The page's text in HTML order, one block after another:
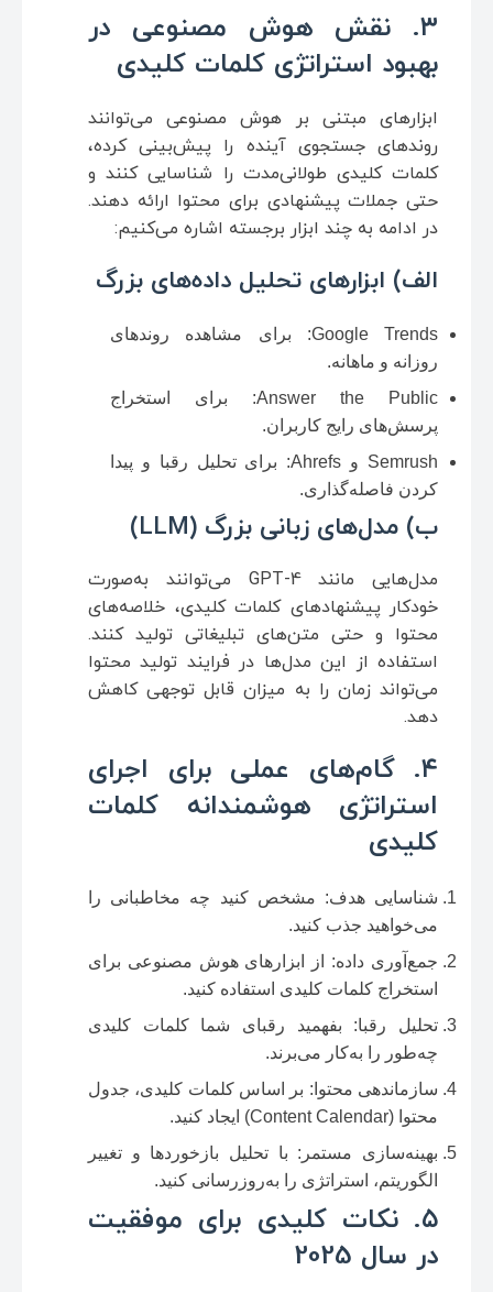
۳. نقش هوش مصنوعی در
بهبود استراتژی کلمات کلیدی
ابزارهای مبتنی بر هوش مصنوعی می‌توانند
روندهای جستجوی آینده را پیش‌بینی کرده،
کلمات کلیدی طولانی‌مدت را شناسایی کنند و
حتی جملات پیشنهادی برای محتوا ارائه دهند.
در ادامه به چند ابزار برجسته اشاره می‌کنیم:
الف) ابزارهای تحلیل داده‌های بزرگ
Google Trends: برای مشاهده روندهای
روزانه و ماهانه.
Answer the Public: برای استخراج
پرسش‌های رایج کاربران.
Semrush و Ahrefs: برای تحلیل رقبا و پیدا
کردن فاصله‌گذاری.
ب) مدل‌های زبانی بزرگ (LLM)
مدل‌هایی مانند GPT-4 می‌توانند به‌صورت
خودکار پیشنهادهای کلمات کلیدی، خلاصه‌های
محتوا و حتی متن‌های تبلیغاتی تولید کنند.
استفاده از این مدل‌ها در فرایند تولید محتوا
می‌تواند زمان را به میزان قابل توجهی کاهش
دهد.
۴. گام‌های عملی برای اجرای
استراتژی هوشمندانه کلمات
کلیدی
شناسایی هدف: مشخص کنید چه مخاطبانی را
می‌خواهید جذب کنید.
جمع‌آوری داده: از ابزارهای هوش مصنوعی برای
استخراج کلمات کلیدی استفاده کنید.
تحلیل رقبا: بفهمید رقبای شما کلمات کلیدی
چه‌طور را به‌کار می‌برند.
سازماندهی محتوا: بر اساس کلمات کلیدی، جدول
محتوا (Content Calendar) ایجاد کنید.
بهینه‌سازی مستمر: با تحلیل بازخوردها و تغییر
الگوریتم، استراتژی را به‌روزرسانی کنید.
۵. نکات کلیدی برای موفقیت
در سال 2025